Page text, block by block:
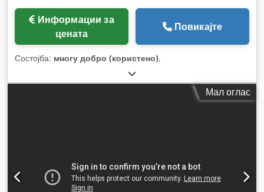
цената
Повикајте
Состојба: многу добро (користено),
Мал оглас